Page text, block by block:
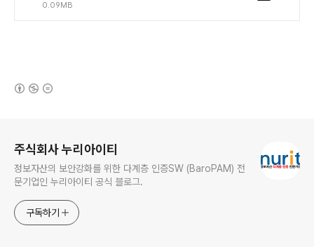
0.09MB
주식회사 누리아이티
정보자산의 보안강화를 위한 다계층 인증SW (BaroPAM) 전
문기업인 누리아이티 공식 블로그.
구독하기